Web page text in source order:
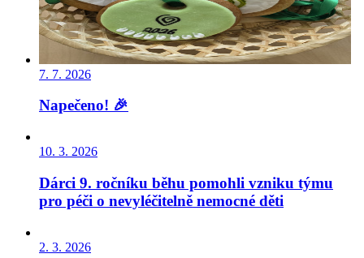
7. 7. 2026
Napečeno! 🎉
10. 3. 2026
Dárci 9. ročníku běhu pomohli vzniku týmu
pro péči o nevyléčitelně nemocné děti
2. 3. 2026